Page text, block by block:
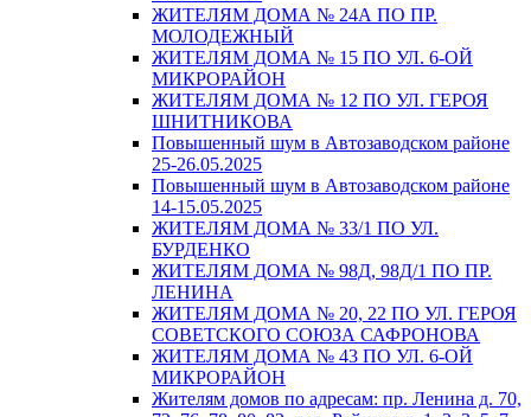
ЖИТЕЛЯМ ДОМА № 24А ПО ПР.
МОЛОДЕЖНЫЙ
ЖИТЕЛЯМ ДОМА № 15 ПО УЛ. 6-ОЙ
МИКРОРАЙОН
ЖИТЕЛЯМ ДОМА № 12 ПО УЛ. ГЕРОЯ
ШНИТНИКОВА
Повышенный шум в Автозаводском районе
25-26.05.2025
Повышенный шум в Автозаводском районе
14-15.05.2025
ЖИТЕЛЯМ ДОМА № 33/1 ПО УЛ.
БУРДЕНКО
ЖИТЕЛЯМ ДОМА № 98Д, 98Д/1 ПО ПР.
ЛЕНИНА
ЖИТЕЛЯМ ДОМА № 20, 22 ПО УЛ. ГЕРОЯ
СОВЕТСКОГО СОЮЗА САФРОНОВА
ЖИТЕЛЯМ ДОМА № 43 ПО УЛ. 6-ОЙ
МИКРОРАЙОН
Жителям домов по адресам: пр. Ленина д. 70,